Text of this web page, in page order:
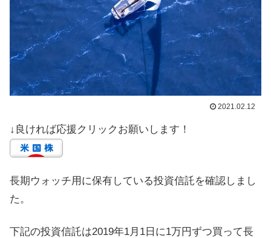
2021.02.12
↓良ければ応援クリックお願いします！
長期ウォッチ用に保有している投資信託を確認しまし
た。
下記の投資信託は2019年1月1日に1万円ずつ買って長